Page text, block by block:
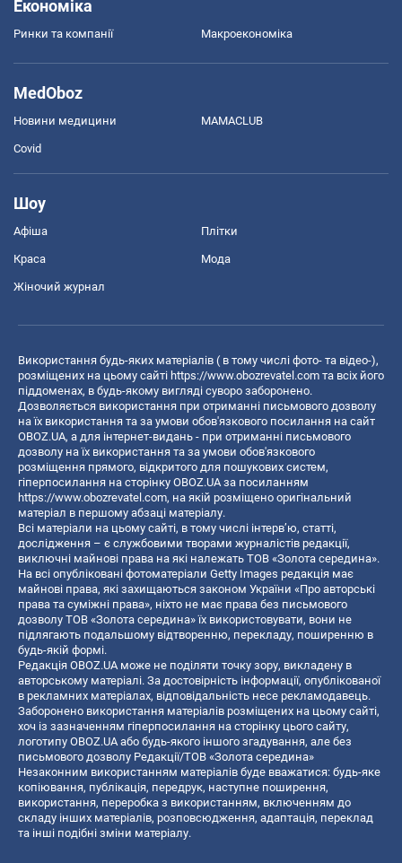
Економіка
Ринки та компанії Макроекономіка
MedOboz
Новини медицини MAMACLUB
Covid
Шоу
Афіша Плітки
Краса Мода
Жіночий журнал
Використання будь-яких матеріалів ( в тому числі фото- та відео-),
розміщених на цьому сайті https://www.obozrevatel.com та всіх його
піддоменах, в будь-якому вигляді суворо заборонено.
Дозволяється використання при отриманні письмового дозволу
на їх використання та за умови обов'язкового посилання на сайт
OBOZ.UA, а для інтернет-видань - при отриманні письмового
дозволу на їх використання та за умови обов'язкового
розміщення прямого, відкритого для пошукових систем,
гіперпосилання на сторінку OBOZ.UA за посиланням
https://www.obozrevatel.com, на якій розміщено оригінальний
матеріал в першому абзаці матеріалу.
Всі матеріали на цьому сайті, в тому числі інтерв’ю, статті,
дослідження – є службовими творами журналістів редакції,
виключні майнові права на які належать ТОВ «Золота середина».
На всі опубліковані фотоматеріали Getty Images редакція має
майнові права, які захищаються законом України «Про авторські
права та суміжні права», ніхто не має права без письмового
дозволу ТОВ «Золота середина» їх використовувати, вони не
підлягають подальшому відтворенню, перекладу, поширенню в
будь-якій формі.
Редакція OBOZ.UA може не поділяти точку зору, викладену в
авторському матеріалі. За достовірність інформації, опублікованої
в рекламних матеріалах, відповідальність несе рекламодавець.
Заборонено використання матеріалів розміщених на цьому сайті,
хоч із зазначенням гіперпосилання на сторінку цього сайту,
логотипу OBOZ.UA або будь-якого іншого згадування, але без
письмового дозволу Редакції/ТОВ «Золота середина»
Незаконним використанням матеріалів буде вважатися: будь-яке
копiювання, публiкацiя, передрук, наступне поширення,
використання, переробка з використанням, включенням до
складу інших матеріалів, розповсюдження, адаптація, переклад
та інші подібні зміни матеріалу.